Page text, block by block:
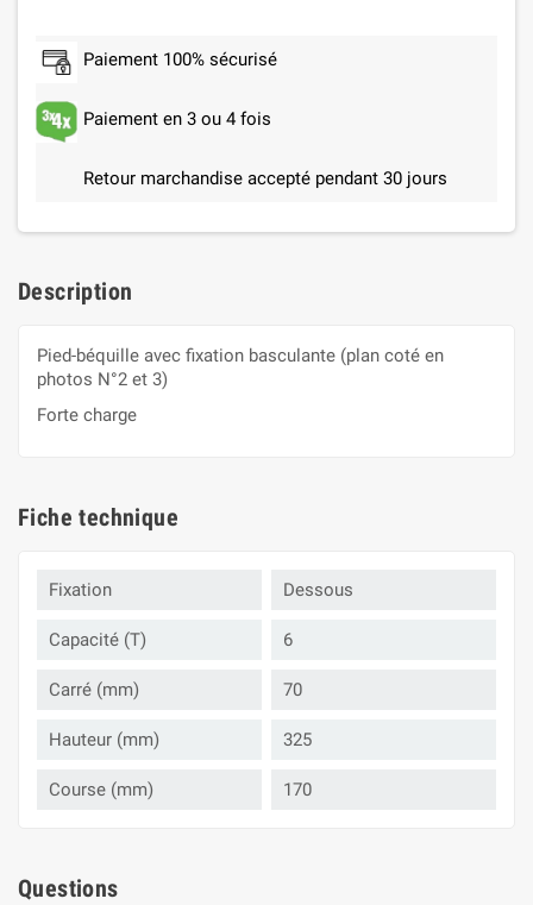
Paiement 100% sécurisé
Paiement en 3 ou 4 fois
Retour marchandise accepté pendant 30 jours
Description
Pied-béquille avec fixation basculante (plan coté en
photos N°2 et 3)
Forte charge
Fiche technique
Fixation Dessous
Capacité (T) 6
Carré (mm) 70
Hauteur (mm) 325
Course (mm) 170
Questions